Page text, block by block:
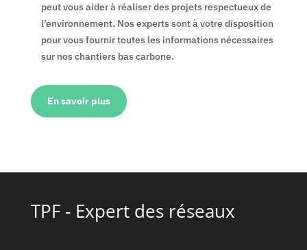
peut vous aider à réaliser des projets respectueux de
l’environnement. Nos experts sont à votre disposition
pour vous fournir toutes les informations nécessaires
sur nos chantiers bas carbone.
En savoir plus
TPF - Expert des réseaux